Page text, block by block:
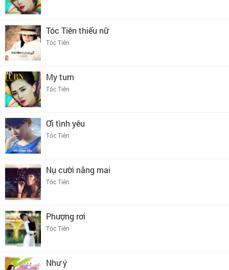
Tóc Tiên thiếu nữ
Tóc Tiên
My turn
Tóc Tiên
Ơi tình yêu
Tóc Tiên
Nụ cười nắng mai
Tóc Tiên
Phượng rơi
Tóc Tiên
Như ý